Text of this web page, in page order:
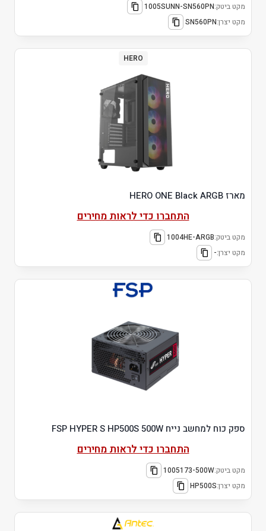
מקט ביטק:1005SUNN-SN560PN
מקט יצרן:SN560PN
HERO
מארז HERO ONE Black ARGB
התחברו כדי לראות מחירים
מקט ביטק:1004HE-ARGB
מקט יצרן:-
ספק כוח למחשב נייח FSP HYPER S HP500S 500W
התחברו כדי לראות מחירים
מקט ביטק:1005173-500W
מקט יצרן:HP500S